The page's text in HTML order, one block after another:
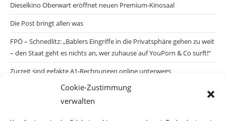
Cookie-Zustimmung
verwalten
Dieselkino Oberwart eröffnet neuen Premium-Kinosaal
Die Post bringt allen was
FPÖ – Schnedlitz: „Bablers Eingriffe in die Privatsphäre gehen zu weit
– den Staat geht es nichts an, wer zuhause auf YouPorn & Co surft!“
Zurzeit sind gefakte A1-Rechnungen online unterwegs
Salzburgs Juden und ihre Sicherheit: „Erst nach einem Anschlag wäre
die Gefahr endlich konkret!“
Biologisches Wunder in Ceuta